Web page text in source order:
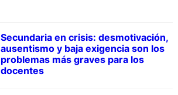
Secundaria en crisis: desmotivación,
ausentismo y baja exigencia son los
problemas más graves para los
docentes